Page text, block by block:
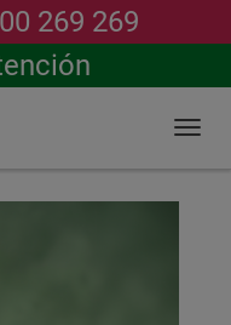
269 269
Buscar